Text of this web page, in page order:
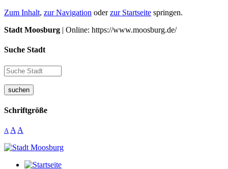
Zum Inhalt, zur Navigation oderzur Startseite springen.
Stadt Moosburg | Online: https://www.moosburg.de/
Suche Stadt
suchen
Schriftgröße
A A A